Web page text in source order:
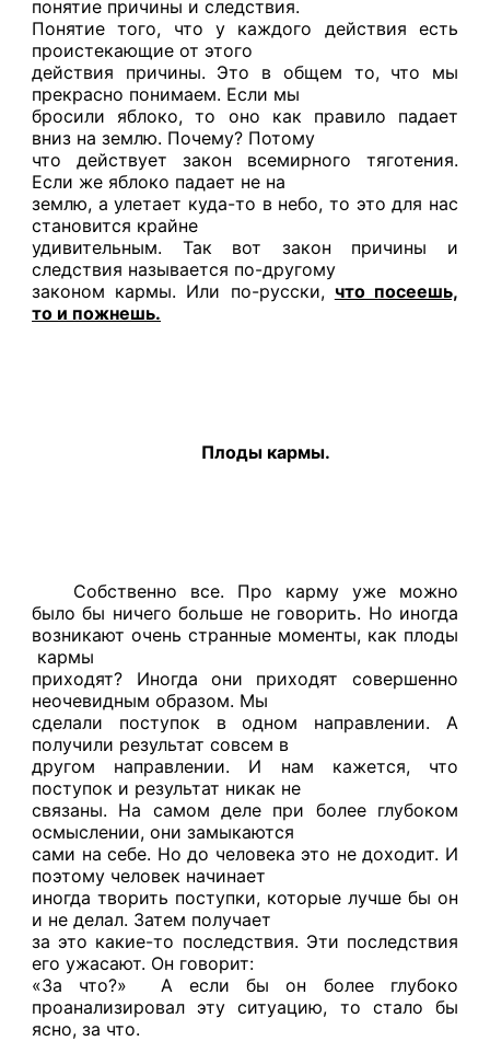
понятие причины и следствия.
Понятие того, что у каждого действия есть
проистекающие от этого
действия причины. Это в общем то, что мы
прекрасно понимаем. Если мы
бросили яблоко, то оно как правило падает
вниз на землю. Почему? Потому
что действует закон всемирного тяготения.
Если же яблоко падает не на
землю, а улетает куда-то в небо, то это для нас
становится крайне
удивительным. Так вот закон причины и
следствия называется по-другому
законом кармы. Или по-русски, что посеешь,
то и пожнешь.
Плоды кармы.
Собственно все. Про карму уже можно
было бы ничего больше не говорить. Но иногда
возникают очень странные моменты, как плоды
кармы
приходят? Иногда они приходят совершенно
неочевидным образом. Мы
сделали поступок в одном направлении. А
получили результат совсем в
другом направлении. И нам кажется, что
поступок и результат никак не
связаны. На самом деле при более глубоком
осмыслении, они замыкаются
сами на себе. Но до человека это не доходит. И
поэтому человек начинает
иногда творить поступки, которые лучше бы он
и не делал. Затем получает
за это какие-то последствия. Эти последствия
его ужасают. Он говорит:
«За что?» А если бы он более глубоко
проанализировал эту ситуацию, то стало бы
ясно, за что.